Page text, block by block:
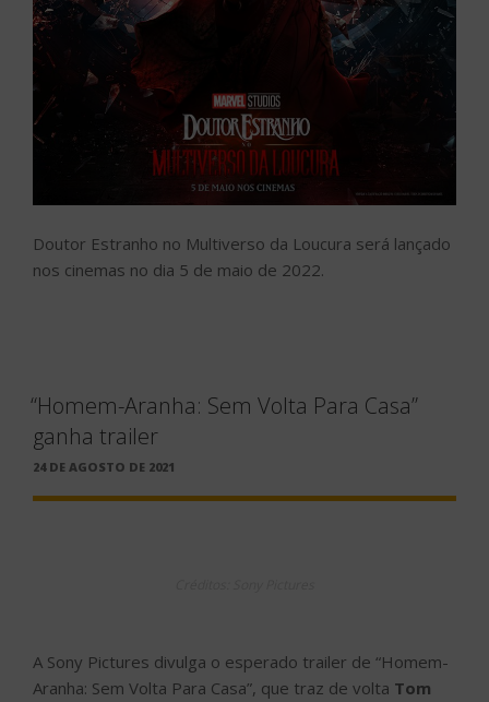
Doutor Estranho no Multiverso da Loucura será lançado
nos cinemas no dia 5 de maio de 2022.
“Homem-Aranha: Sem Volta Para Casa”
ganha trailer
PUBLICADO
24 DE AGOSTO DE 2021
A Sony Pictures divulga o esperado trailer de “Homem-
Aranha: Sem Volta Para Casa”, que traz de volta Tom